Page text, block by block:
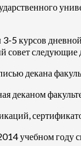
3-5 курсов
совет
декана
деканом
учебном году